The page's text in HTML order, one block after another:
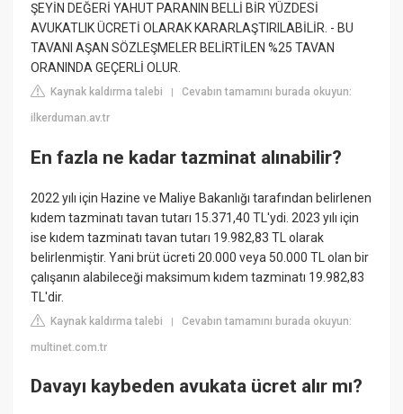
ŞEYİN DEĞERİ YAHUT PARANIN BELLİ BİR YÜZDESİ
AVUKATLIK ÜCRETİ OLARAK KARARLAŞTIRILABİLİR. - BU
TAVANI AŞAN SÖZLEŞMELER BELİRTİLEN %25 TAVAN
ORANINDA GEÇERLİ OLUR.
Kaynak kaldırma talebi |Cevabın tamamını burada okuyun:
ilkerduman.av.tr
En fazla ne kadar tazminat alınabilir?
2022 yılı için Hazine ve Maliye Bakanlığı tarafından belirlenen
kıdem tazminatı tavan tutarı 15.371,40 TL'ydi. 2023 yılı için
ise kıdem tazminatı tavan tutarı 19.982,83 TL olarak
belirlenmiştir. Yani brüt ücreti 20.000 veya 50.000 TL olan bir
çalışanın alabileceği maksimum kıdem tazminatı 19.982,83
TL'dir.
Kaynak kaldırma talebi |Cevabın tamamını burada okuyun:
multinet.com.tr
Davayı kaybeden avukata ücret alır mı?